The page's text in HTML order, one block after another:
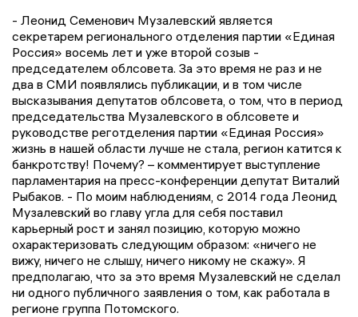
- Леонид Семенович Музалевский является
секретарем регионального отделения партии «Единая
Россия» восемь лет и уже второй созыв -
председателем облсовета. За это время не раз и не
два в СМИ появлялись публикации, и в том числе
высказывания депутатов облсовета, о том, что в период
председательства Музалевского в облсовете и
руководстве реготделения партии «Единая Россия»
жизнь в нашей области лучше не стала, регион катится к
банкротству! Почему? – комментирует выступление
парламентария на пресс-конференции депутат Виталий
Рыбаков. - По моим наблюдениям, с 2014 года Леонид
Музалевский во главу угла для себя поставил
карьерный рост и занял позицию, которую можно
охарактеризовать следующим образом: «ничего не
вижу, ничего не слышу, ничего никому не скажу». Я
предполагаю, что за это время Музалевский не сделал
ни одного публичного заявления о том, как работала в
регионе группа Потомского.